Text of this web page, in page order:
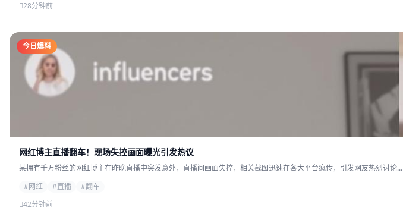
28分钟前
今日爆料
网红博主直播翻车！现场失控画面曝光引发热议
某拥有千万粉丝的网红博主在昨晚直播中突发意外，直播间画面失控，相关截图迅速在各大平台疯传，引发网友热烈讨论...
#网红
#直播
#翻车
42分钟前